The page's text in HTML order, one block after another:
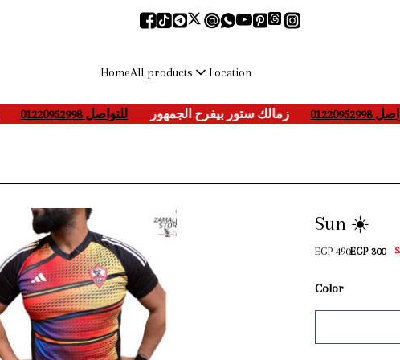
HomeAll products Location
زمالك ستور بيفرح الجمهور ____للتواصل 01220952998 ___- 01220952998
Sun ☀️
EGP 490EGP 300
Color